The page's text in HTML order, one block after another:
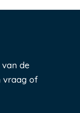
de
vraag of